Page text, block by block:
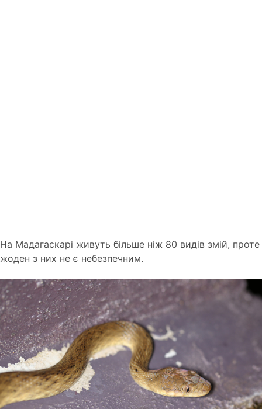
На Мадагаскарі живуть більше ніж 80 видів змій, проте
жоден з них не є небезпечним.